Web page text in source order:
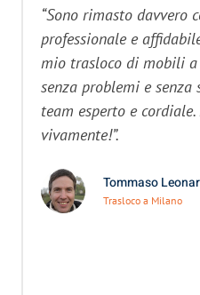
“Sono rimasto davvero
professionale e
mio trasloco di mobili
senza problemi e
team esperto e
vivamente!”.
Tommaso
Trasloco a Milano